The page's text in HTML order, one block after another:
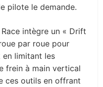
pilote le demande.
intègre un « Drift
par roue pour
en limitant les
frein à main vertical
ces outils en offrant